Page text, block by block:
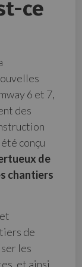
ce
6 et 7,
des
conçu
de
chantiers
de
les
et ainsi